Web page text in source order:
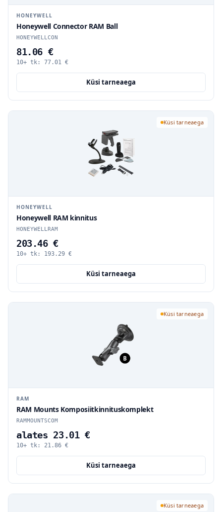
HONEYWELL
Honeywell Connector RAM Ball
HONEYWELLCON
81.06 €
10+ tk: 77.01 €
Küsi tarneaega
Küsi tarneaega
HONEYWELL
Honeywell RAM kinnitus
HONEYWELLRAM
203.46 €
10+ tk: 193.29 €
Küsi tarneaega
Küsi tarneaega
RAM
RAM Mounts Komposiitkinnituskomplekt
RAMMOUNTSCOM
alates 23.01 €
10+ tk: 21.86 €
Küsi tarneaega
Küsi tarneaega